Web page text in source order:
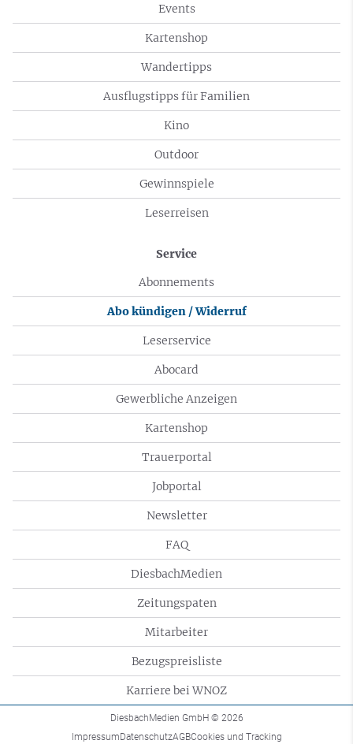
Events
Kartenshop
Wandertipps
Ausflugstipps für Familien
Kino
Outdoor
Gewinnspiele
Leserreisen
Service
Abonnements
Abo kündigen / Widerruf
Leserservice
Abocard
Gewerbliche Anzeigen
Kartenshop
Trauerportal
Jobportal
Newsletter
FAQ
DiesbachMedien
Zeitungspaten
Mitarbeiter
Bezugspreisliste
Karriere bei WNOZ
DiesbachMedien GmbH © 2026
ImpressumDatenschutzAGBCookies und Tracking